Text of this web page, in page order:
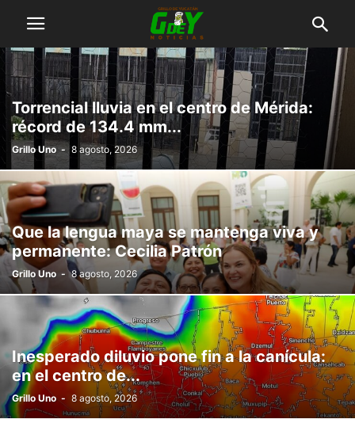
Torrencial lluvia en el centro de Mérida:
récord de 134.4 mm...
Grillo Uno - 8 agosto, 2026
Que la lengua maya se mantenga viva y
permanente: Cecilia Patrón
Grillo Uno - 8 agosto, 2026
Inesperado diluvio pone fin a la canícula:
en el centro de...
Grillo Uno - 8 agosto, 2026